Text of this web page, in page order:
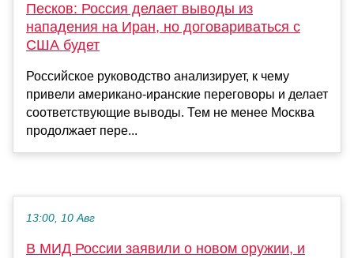
Песков: Россия делает выводы из
нападения на Иран, но договариваться с
США будет
Российское руководство анализирует, к чему
привели американо-иранские переговоры и делает
соответствующие выводы. Тем не менее Москва
продолжает пере...
13:00, 10 Авг
В МИД России заявили о новом оружии, и